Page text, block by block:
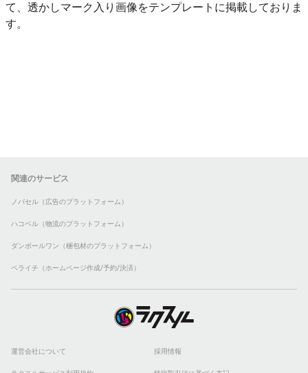
て、透かしマーク入り画像をテンプレートに掲載しておりま
す。
関連のサービス
ノバセル（広告のプラットフォーム）
ハコベル（物流のプラットフォーム）
ダンボールワン（梱包材のプラットフォーム）
ペライチ（ホームページ作成/予約/決済）
運営会社について 採用情報